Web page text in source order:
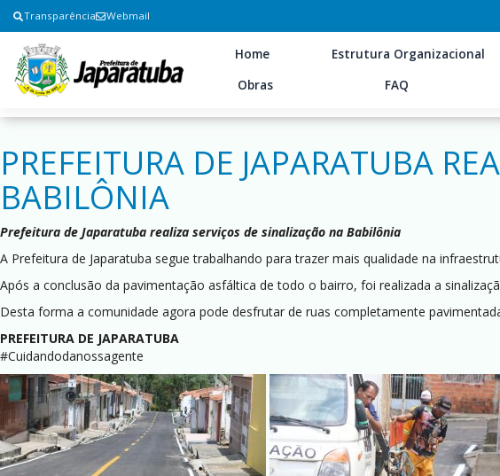
Transparência Webmail
Home Estrutura Organizacional
Obras
FAQ
PREFEITURA DE JAPARATUBA
BABILÔNIA
Prefeitura de Japaratuba realiza serviços de sinalização na Babilônia
A Prefeitura de Japaratuba segue trabalhando para trazer mais qualidade na
Após a conclusão da pavimentação asfáltica de todo o bairro, foi realizada a
Desta forma a comunidade agora pode desfrutar de ruas completamente
PREFEITURA DE JAPARATUBA
#Cuidandodanossagente